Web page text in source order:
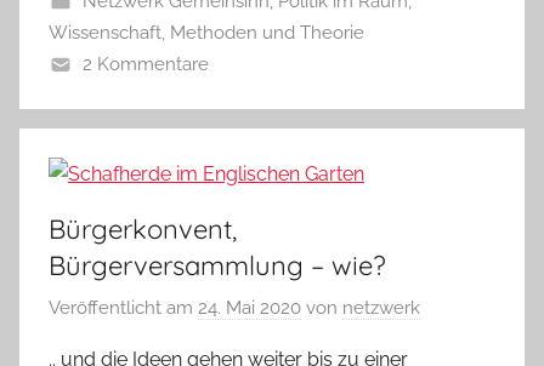
Wissenschaft, Methoden und Theorie
2 Kommentare
Bürgerkonvent,
Bürgerversammlung – wie?
Veröffentlicht am 24. Mai 2020 von netzwerk
.. und die Ideen gehen weiter bis zu einer